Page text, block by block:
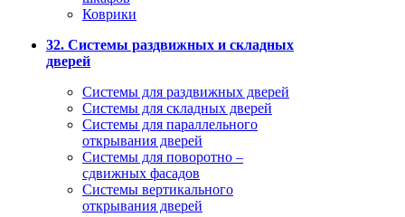
Коврики
32. Системы раздвижных и складных
дверей
Системы для раздвижных дверей
Системы для складных дверей
Системы для параллельного
открывания дверей
Системы для поворотно –
сдвижных фасадов
Системы вертикального
открывания дверей